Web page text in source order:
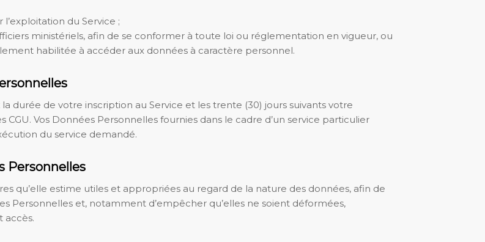
du Service ;
ministériels, afin de se conformer à toute loi ou réglementation en vigueur, ou
habilitée à accéder aux données à caractère personnel.
durée de votre inscription au Service et les trente (30) jours suivants votre
Vos Données Personnelles fournies dans le cadre d’un service particulier
du service demandé.
Personnelles
qu’elle estime utiles et appropriées au regard de la nature des données, afin de
Personnelles et, notamment d’empêcher qu’elles ne soient déformées,
accès.